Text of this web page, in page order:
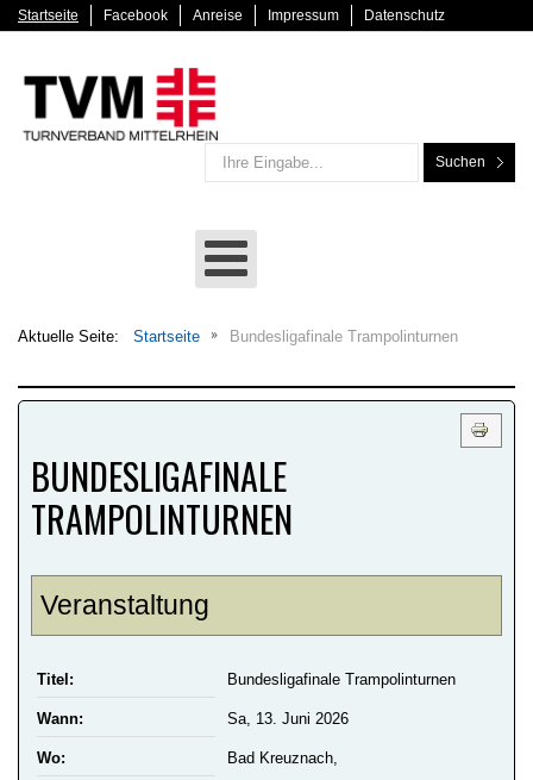
Startseite Facebook Anreise Impressum Datenschutz
Suchen
Aktuelle Seite: Startseite Bundesligafinale Trampolinturnen
BUNDESLIGAFINALE
TRAMPOLINTURNEN
Veranstaltung
Titel: Bundesligafinale Trampolinturnen
Wann: Sa, 13. Juni 2026
Wo: Bad Kreuznach,